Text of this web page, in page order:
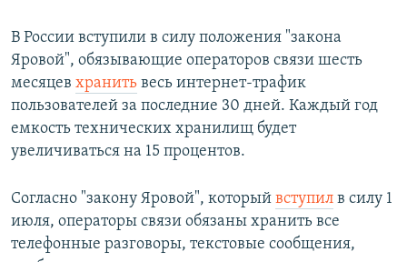
Все сайты РСЕ/РС
В России вступили в силу положения "закона
Яровой", обязывающие операторов связи шесть
месяцев хранить весь интернет-трафик
пользователей за последние 30 дней. Каждый год
емкость технических хранилищ будет
увеличиваться на 15 процентов.
Согласно "закону Яровой", который вступил в силу 1
июля, операторы связи обязаны хранить все
телефонные разговоры, текстовые сообщения,